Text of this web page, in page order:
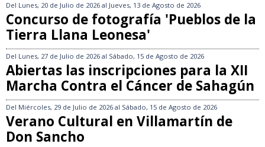
Del Lunes, 20 de Julio de 2026 al Jueves, 13 de Agosto de 2026
Concurso de fotografía 'Pueblos de la
Tierra Llana Leonesa'
Del Lunes, 27 de Julio de 2026 al Sábado, 15 de Agosto de 2026
Abiertas las inscripciones para la XII
Marcha Contra el Cáncer de Sahagún
Del Miércoles, 29 de Julio de 2026 al Sábado, 15 de Agosto de 2026
Verano Cultural en Villamartín de
Don Sancho